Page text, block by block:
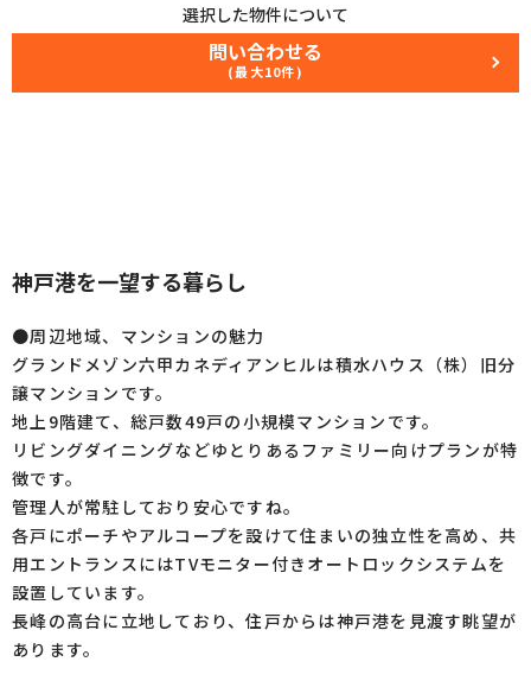
選択した物件について
問い合わせる
(最大10件)
神戸港を一望する暮らし
●周辺地域、マンションの魅力
グランドメゾン六甲カネディアンヒルは積水ハウス（株）旧分
譲マンションです。
地上9階建て、総戸数49戸の小規模マンションです。
リビングダイニングなどゆとりあるファミリー向けプランが特
徴です。
管理人が常駐しており安心ですね。
各戸にポーチやアルコープを設けて住まいの独立性を高め、共
用エントランスにはTVモニター付きオートロックシステムを
設置しています。
長峰の高台に立地しており、住戸からは神戸港を見渡す眺望が
あります。